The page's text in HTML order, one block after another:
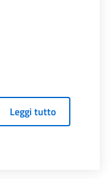
Leggi tuttoabout